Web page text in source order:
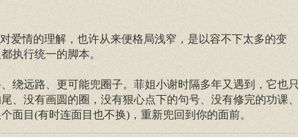
情的理解，也许从来便格局浅窄，是以容不下太多的变
执行统一的脚本。
远路、更可能兜圈子。菲姐小谢时隔多年又遇到，它也只
、没有画圆的圈，没有狠心点下的句号、没有修完的功课、
目(有时连面目也不换)，重新兜回到你的面前。